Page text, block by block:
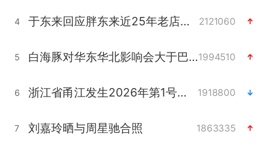
4 于东来回应胖东来近25年老店年底关闭 2121060
5 白海豚对华东华北影响会大于巴威1994510
6 浙江省甬江发生2026年第1号洪水 1918800
7 刘嘉玲晒与周星驰合照 1863335